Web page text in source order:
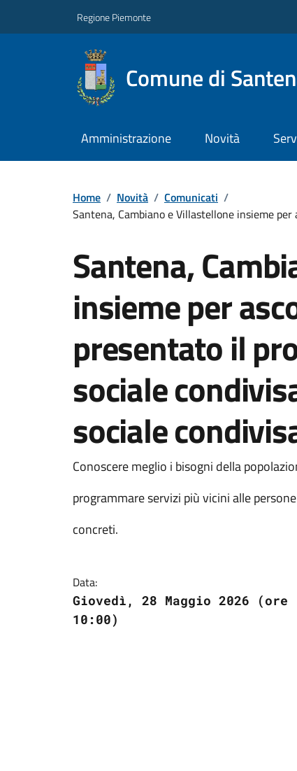
Regione Piemonte
Comune di
Amministrazione Novità
Home / Novità / Comunicati /
Santena, Cambiano e Villastellone insieme
Santena,
insieme per
presentato il
sociale
sociale
Conoscere meglio i bisogni della
programmare servizi più vicini alle
concreti.
Data:
Giovedì, 28 Maggio 2026 (ore
10:00)